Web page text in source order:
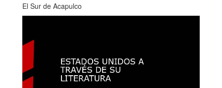
El Sur de Acapulco